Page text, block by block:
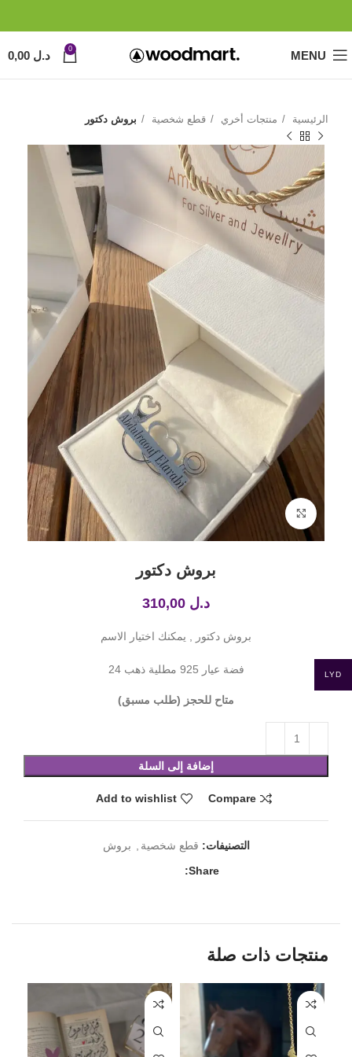
MENU
0 د.ل
الرئيسية منتجات أخري قطع شخصية بروش دكتور
Click to enlarge
بروش دكتور
د.ل
بروش دكتور , يمكنك اختيار الاسم
فضة عيار 925 مطلية ذهب 24
متاح للحجز (طلب مسبق)
إضافة إلى السلة
Compare
Add to wishlist
التصنيفات: قطع شخصية
بروش
Share:
منتجات ذات صلة
LYD